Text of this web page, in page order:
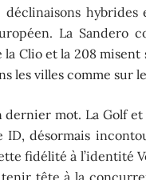
hybrides
La Sandero
Clio et la 208
les villes comme sur
dernier mot. La Golf
ID, désormais
fidélité à l’identité
tête à la